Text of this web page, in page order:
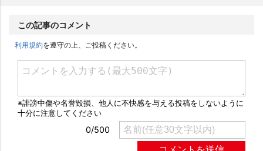
この記事のコメント
利用規約を遵守の上、ご投稿ください。